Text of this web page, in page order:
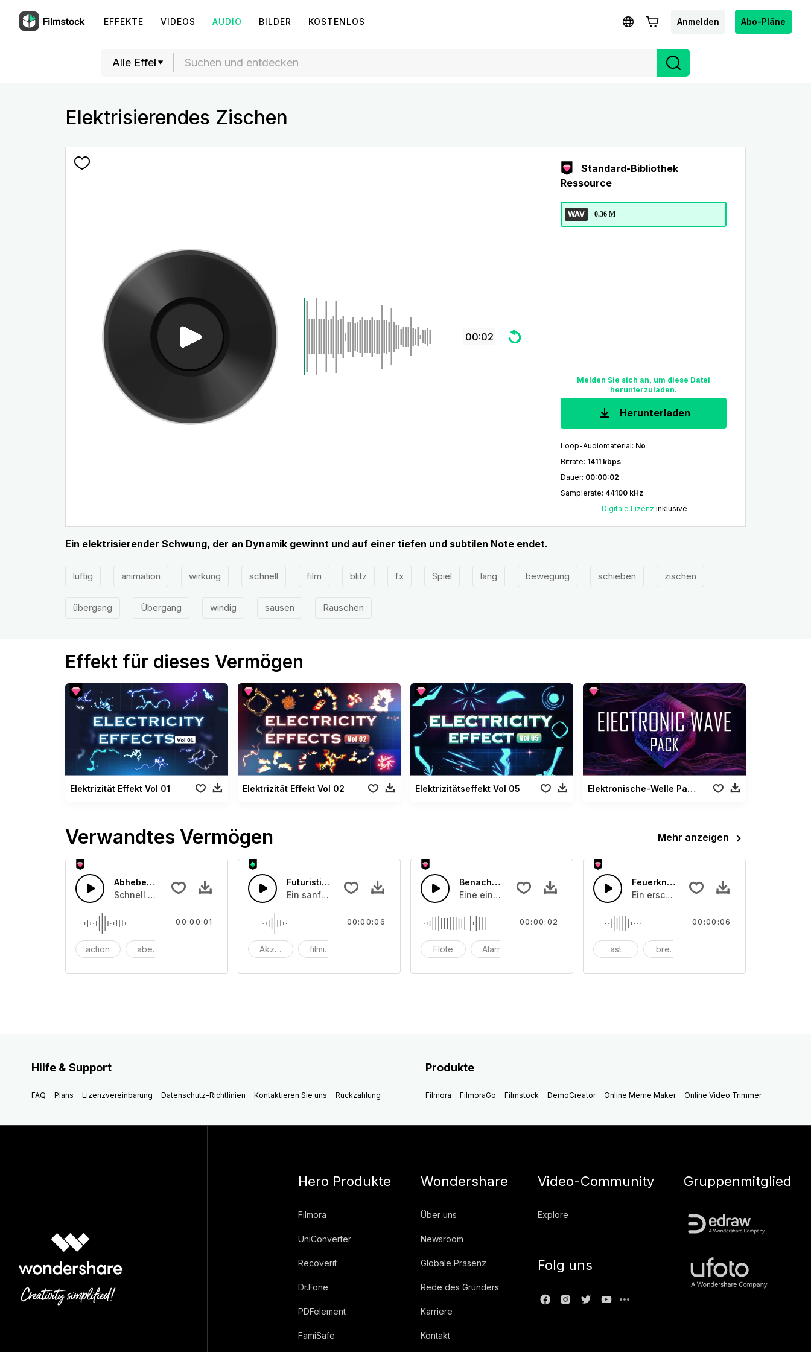
EFFEKTE VIDEOS AUDIO BILDER KOSTENLOS Anmelden Abo-Pläne
Elektrisierendes Zischen
00:02
Standard-Bibliothek
Ressource
WAV 0.36 M
Melden Sie sich an, um diese Datei
herunterzuladen.
Herunterladen
Loop-Audiomaterial: No
Bitrate: 1411 kbps
Dauer: 00:00:02
Samplerate: 44100 kHz
Digitale Lizenzinklusive
Ein elektrisierender Schwung, der an Dynamik gewinnt und auf einer tiefen und subtilen Note endet.
luftig animation wirkung schnell film blitz fx Spiel lang bewegung schieben zischen
übergang Übergang windig sausen Rauschen
Effekt für dieses Vermögen
Elektrizität Effekt Vol 01 Elektrizität Effekt Vol 02 Elektrizitätseffekt Vol 05 Elektronische-Welle Paket
Verwandtes Vermögen Mehr anzeigen
Abhebender Hubschrauber
Schnell ansteigender Rotorensound, der mit einem subtilen Bruch endet.
action abenteuer
00:00:01
Futuristischer Touch
Ein sanfter futuristischer Aufprall, verursacht durch das Tippen auf einem Touchscreen.
Akzent filmisch
00:00:06
Benachrichtigung Flötenton
Eine einzige Benachrichtigung, die mit einer Digitalflöte erstellt wurde
Flöte Alarm
00:00:02
Feuerknistern
Ein erschütterndes Geräusch, das abrupt
ast brennen
00:00:06
Hilfe & Support
FAQ Plans Lizenzvereinbarung Datenschutz-Richtlinien Kontaktieren Sie uns Rückzahlung
Produkte
Filmora FilmoraGo Filmstock DemoCreator Online Meme Maker Online Video Trimmer
Hero Produkte
Filmora
UniConverter
Recoverit
Dr.Fone
PDFelement
FamiSafe
Wondershare
Über uns
Newsroom
Globale Präsenz
Rede des Gründers
Karriere
Kontakt
Video-Community
Explore
Folg uns
Gruppenmitglied